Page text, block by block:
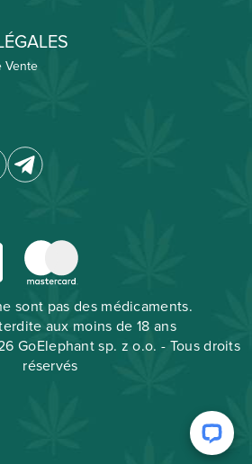
Vente
sont pas des médicaments.
aux moins de 18 ans
GoElephant sp. z o.o. - Tous droits
réservés